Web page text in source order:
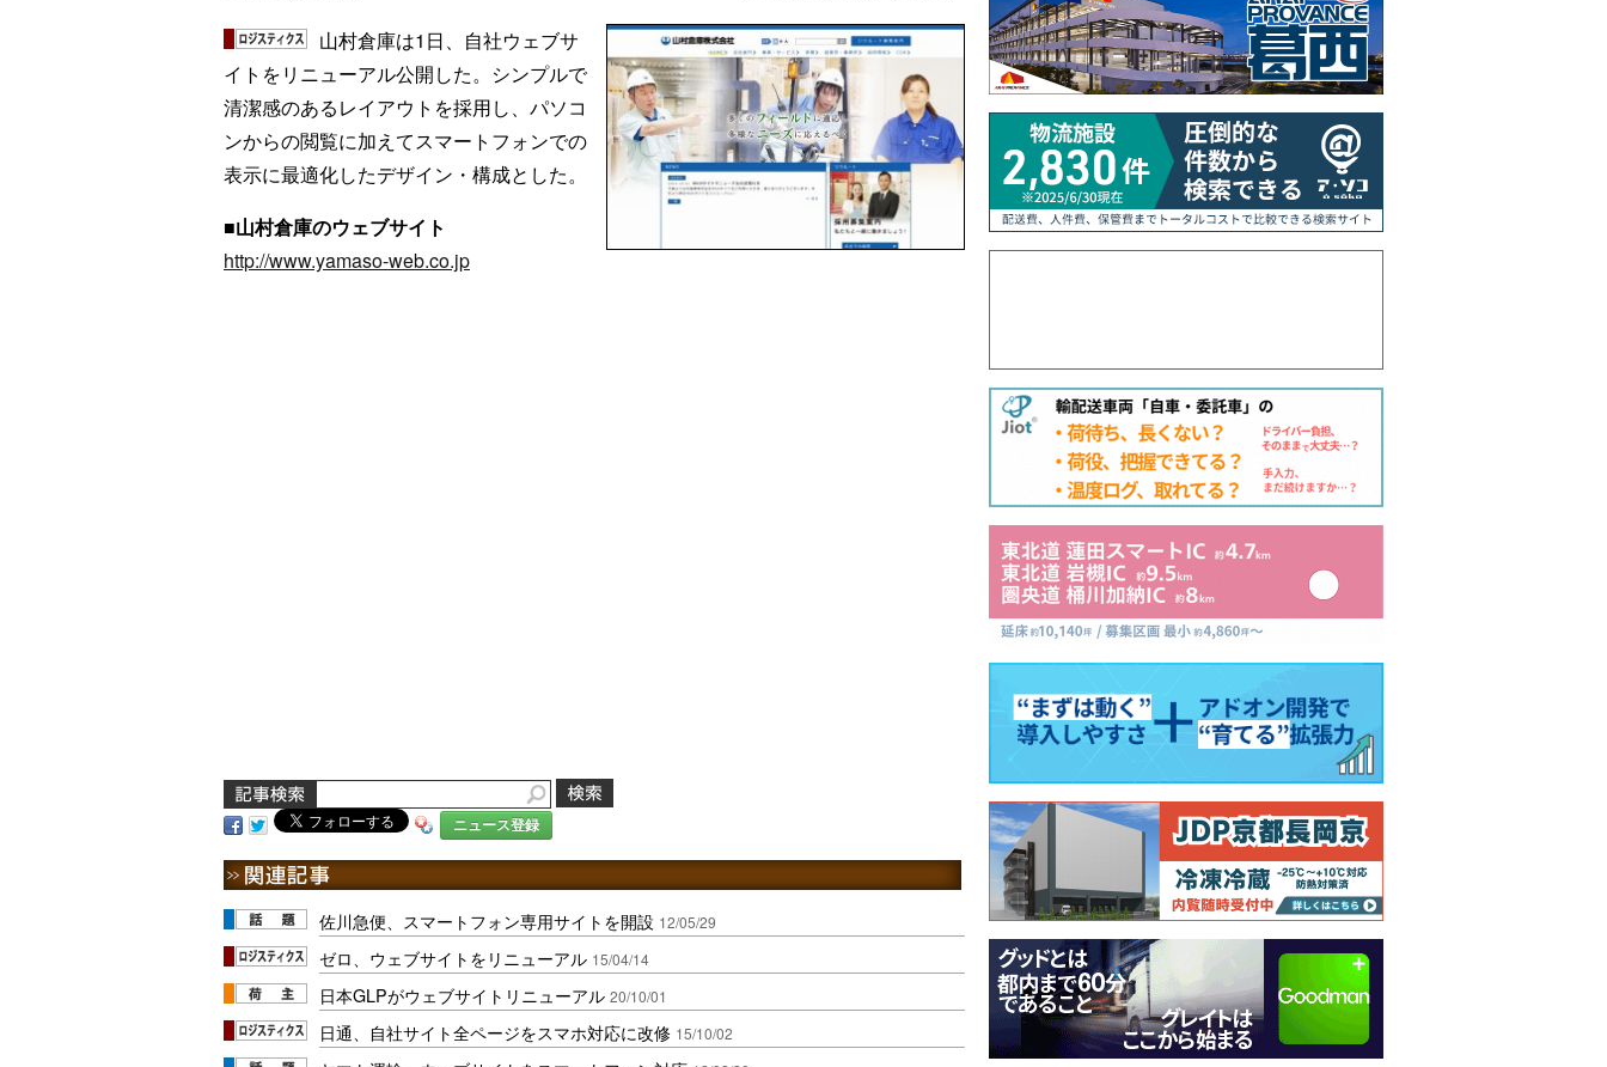
山村倉庫は1日、自社ウェブサ
イトをリニューアル公開した。シンプルで
清潔感のあるレイアウトを採用し、パソコ
ンからの閲覧に加えてスマートフォンでの
表示に最適化したデザイン・構成とした。
■山村倉庫のウェブサイト
http://www.yamaso-web.co.jp
ニュース登録
佐川急便、スマートフォン専用サイトを開設 12/05/29
ゼロ、ウェブサイトをリニューアル 15/04/14
日本GLPがウェブサイトリニューアル 20/10/01
日通、自社サイト全ページをスマホ対応に改修 15/10/02